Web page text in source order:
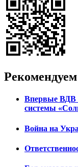
Рекомендуем
Впервые ВДВ
системы
Война на